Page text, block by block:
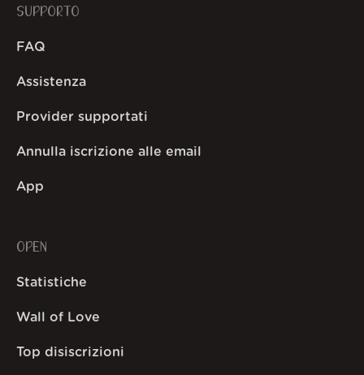
SUPPORTO
FAQ
Assistenza
Provider supportati
Annulla iscrizione alle email
App
OPEN
Statistiche
Wall of Love
Top disiscrizioni